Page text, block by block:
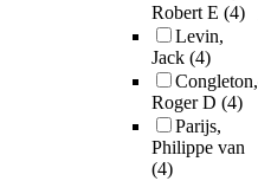
Robert E (4)
Levin,
Jack (4)
Congleton,
Roger D (4)
Parijs,
Philippe van
(4)